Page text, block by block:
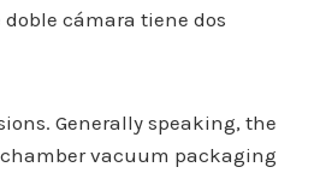
cámara tiene dos
Generally speaking, the
vacuum packaging